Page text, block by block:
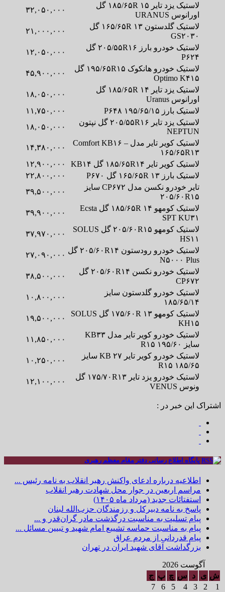
لاستیک یزد تایر ۱۸۵/۶۵R ۱۵ گل
اورانوس URANUS
۳۲,۰۵۰,۰۰۰
لاستیک گلدستون ۱۶۵/۶۵R ۱۳ گل
GS۲۰۳۰
۲۱,۰۰۰,۰۰۰
لاستیک خودرو بارز ۲۰۵/۵۵R۱۶ گل
P۶۲۴
۱۲,۰۵۰,۰۰۰
لاستیک خودرو هانکوک ۱۹۵/۶۵R۱۵ گل
Optimo K۴۱۵
۴۵,۹۰۰,۰۰۰
لاستیک یزد تایر ۱۸۵/۶۵R ۱۴ گل
اورانوس Uranus
۱۸,۰۵۰,۰۰۰
لاستیک بارز ۱۹۵/۶۵/۱۵ P۶۴۸
۱۱,۷۵۰,۰۰۰
لاستیک یزد تایر ۲۰۵/۵۵R۱۶ گل نپتون
NEPTUN
۱۸,۰۵۰,۰۰۰
لاستیک کویر تایر مدل Comfort KB۱۶ –
۱۶۵/۶۵R۱۳
۱۴,۳۸۰,۰۰۰
لاستیک کویر تایر ۱۸۵/۶۵R۱۴ گل KB۱۴
۱۲,۹۰۰,۰۰۰
لاستیک بارز ۱۶۵/۶۵R ۱۳ گل P۶۷۰
۲۲,۸۰۰,۰۰۰
تایر خودرو نکسن مدل CP۶۷۲ سایز
۲۰۵/۶۰R۱۵
۳۹,۵۰۰,۰۰۰
لاستیک کومهو ۱۸۵/۶۵R ۱۴ گل Ecsta
SPT KU۳۱
۳۹,۹۰۰,۰۰۰
لاستیک کومهو ۲۰۵/۶۰R۱۵ گل SOLUS
HS۱۱
۳۷,۹۷۰,۰۰۰
لاستیک خودرو رودستون ۲۰۵/۶۰R۱۴ گل
N۵۰۰۰ Plus
۲۷,۰۹۰,۰۰۰
لاستیک خودرو نکسن ۲۰۵/۶۰R۱۴ گل
CP۶۷۲
۳۸,۵۰۰,۰۰۰
لاستیک خودرو گلدستون سایز
۱۸۵/۶۵/۱۴
۱۰,۸۰۰,۰۰۰
لاستیک کومهو ۱۷۵/۶۰R ۱۳ گل SOLUS
KH۱۵
۱۹,۵۰۰,۰۰۰
لاستیک خودرو کویر تایر مدل KB۳۳
سایز ۱۹۵/۶۰ R۱۵
۱۱,۸۵۰,۰۰۰
لاستیک خودرو کویر تایر KB ۲۷ سایز
۱۸۵/۶۵ R۱۵
۱۰,۲۵۰,۰۰۰
لاستیک خودرو یزد تایر ۱۷۵/۷۰R۱۳ گل
ونوس VENUS
۱۲,۱۰۰,۰۰۰
اشتراک این خبر در :
پایگاه اطلاع رسانی دفتر مقام معظم رهبری
اطلاعیه درباره ادعای واکنش رهبر انقلاب به نامه رئیس ...
مراسم اربعین در جوار محل شهادت رهبر انقلاب
استفتائات جدید (مرداد ماه ۱۴۰۵)
پاسخ به نامه دبیرکل و رزمندگان حزب‌الله لبنان
پیام تسلیت به مناسبت درگذشت مادر گران‌قدر و ...
پیام به مناسبت حماسه تشییع امام شهید و تبیین مسائل ...
پیام قدردانی از مردم عراق
بزرگداشت آقای شهید ایران در تهران
آگوست 2026
ش ی د س چ پ ج
1
2
3
4
5
6
7